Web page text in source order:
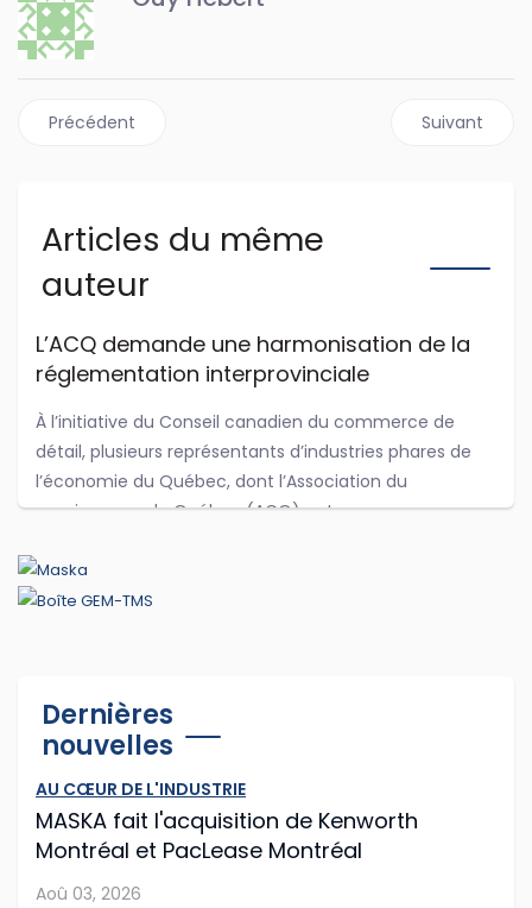
Article précédent : Des échanges fructueux à la 9e
Précédent Article
Suivant
Articles du même
auteur
L’ACQ demande une harmonisation de la
réglementation interprovinciale
À l’initiative du Conseil canadien du commerce de
détail, plusieurs représentants d’industries phares de
l’économie du Québec, dont l’Association du
camionnage du Québec (ACQ) ont cos...
Jul 22, 2025
passe par des capacités portuaires
additionnelles
Dans sa dernière édition, Transport Magazine publiait
un article sur l’avancement des travaux de
Contrecœur, un projet de plus de 1,5 milliard de doll...
Jul 22, 2025
Dernières
nouvelles
AU CŒUR DE L'INDUSTRIE
MASKA fait l'acquisition de Kenworth
Montréal et PacLease Montréal
Aoû 03, 2026